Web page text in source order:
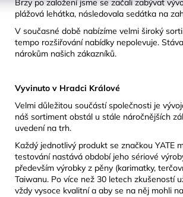
Brzy po založení jsme se začali zabývat
plážová lehátka, následovala sedátka na
V současné době nabízíme velmi široký
tempo rozšiřování nabídky nepolevuje.
nárokům našich zákazníků.
Vyvinuto v Hradci Králové
Velmi důležitou součástí společnosti je
náš sortiment obstál u stále náročnějších
uvedení na trh.
Každý jednotlivý produkt se značkou YATE
testování nastává období jeho sériové
především výrobky z pěny (karimatky,
Taiwanu. Po více než 30 letech zkušeností
vždy vysoce kvalitní a aby se na něj mohli